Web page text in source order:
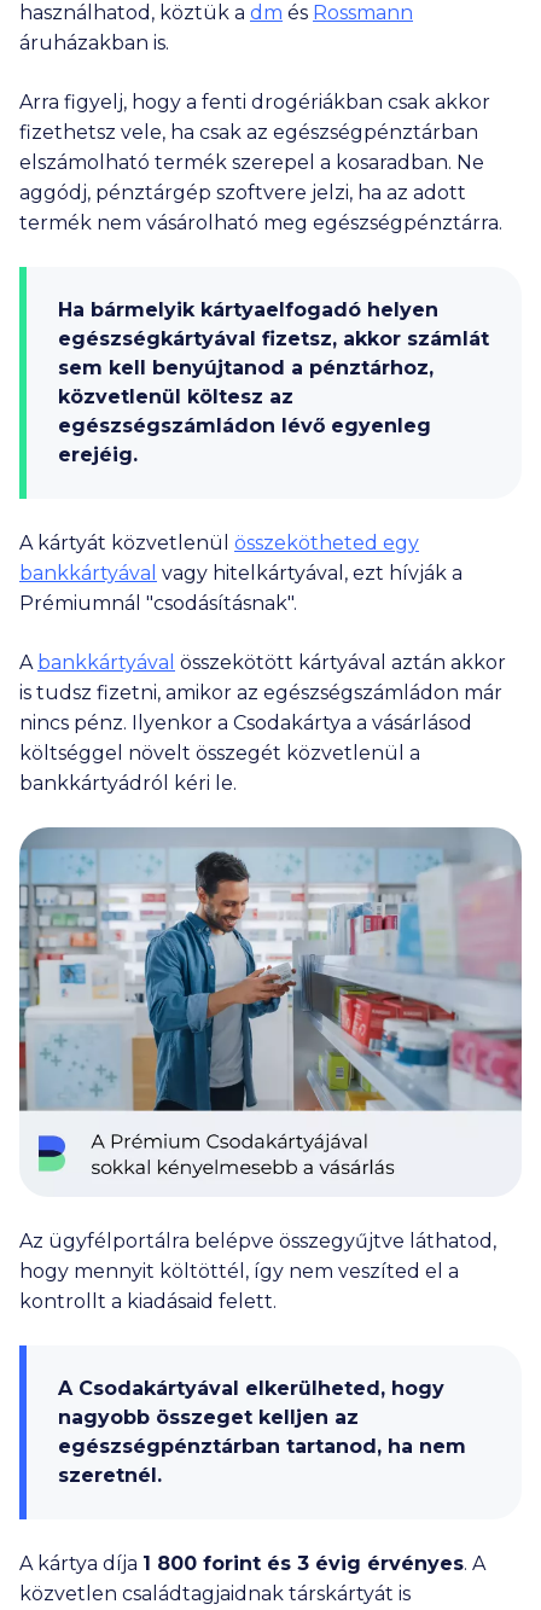
használhatod, köztük a dm és Rossmann
áruházakban is.
Arra figyelj, hogy a fenti drogériákban csak akkor
fizethetsz vele, ha csak az egészségpénztárban
elszámolható termék szerepel a kosaradban. Ne
aggódj, pénztárgép szoftvere jelzi, ha az adott
termék nem vásárolható meg egészségpénztárra.
Ha bármelyik kártyaelfogadó helyen
egészségkártyával fizetsz, akkor számlát
sem kell benyújtanod a pénztárhoz,
közvetlenül költesz az
egészségszámládon lévő egyenleg
erejéig.
A kártyát közvetlenül összekötheted egy
bankkártyával vagy hitelkártyával, ezt hívják a
Prémiumnál "csodásításnak".
A bankkártyával összekötött kártyával aztán akkor
is tudsz fizetni, amikor az egészségszámládon már
nincs pénz. Ilyenkor a Csodakártya a vásárlásod
költséggel növelt összegét közvetlenül a
bankkártyádról kéri le.
Az ügyfélportálra belépve összegyűjtve láthatod,
hogy mennyit költöttél, így nem veszíted el a
kontrollt a kiadásaid felett.
A Csodakártyával elkerülheted, hogy
nagyobb összeget kelljen az
egészségpénztárban tartanod, ha nem
szeretnél.
A kártya díja 1 800 forint és 3 évig érvényes. A
közvetlen családtagjaidnak társkártyát is